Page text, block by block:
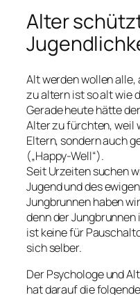
Alter
Alt werden wollen alle,
zu altern ist so alt wie
Gerade heute hätte
Alter zu fürchten, weil
Eltern, sondern auch
(„Happy-Well“).
Seit Urzeiten suchen
Jugend und des
Jungbrunnen haben
denn der Jungbrunnen
ist keine für
sich selber.
Der Psychologe und
hat darauf die